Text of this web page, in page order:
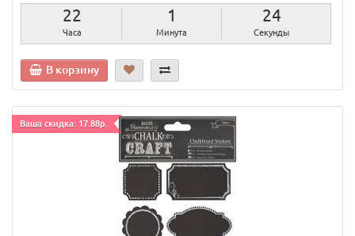
22
Часа
1
Минута
23
Секунды
В корзину
Ваша скидка: 17.88р.